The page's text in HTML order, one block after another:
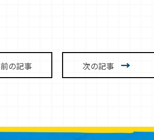
前の記事 次の記事 →